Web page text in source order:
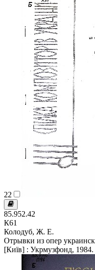
22
85.952.42
К61
Колодуб, Ж. Е.
Отрывки из опер
[Київ] : Укрмузфонд, 1984.